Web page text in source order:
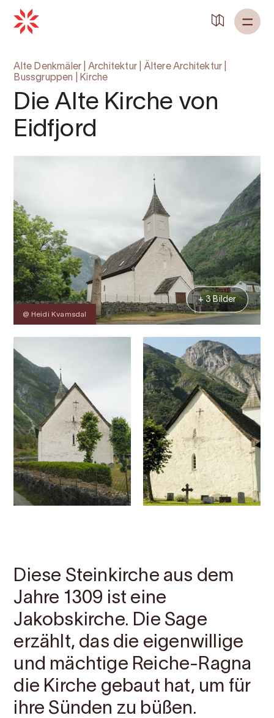
Alte Denkmäler Architektur Ältere Architektur
Bussgruppen
Kirche
Die Alte Kirche von
Eidfjord
@ Heidi Kvamsdal
+ 3 Bilder
Diese Steinkirche aus dem
Jahre 1309 ist eine
Jakobskirche. Die Sage
erzählt, das die eigenwillige
und mächtige Reiche-Ragna
die Kirche gebaut hat, um für
ihre Sünden zu büßen.